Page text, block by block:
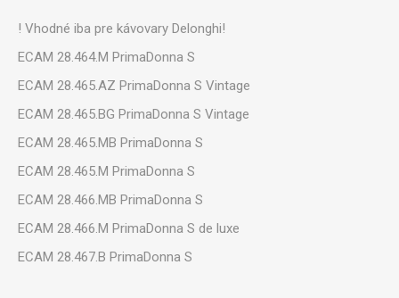
! Vhodné iba pre kávovary Delonghi!
ECAM 28.464.M PrimaDonna S
ECAM 28.465.AZ PrimaDonna S Vintage
ECAM 28.465.BG PrimaDonna S Vintage
ECAM 28.465.MB PrimaDonna S
ECAM 28.465.M PrimaDonna S
ECAM 28.466.MB PrimaDonna S
ECAM 28.466.M PrimaDonna S de luxe
ECAM 28.467.B PrimaDonna S